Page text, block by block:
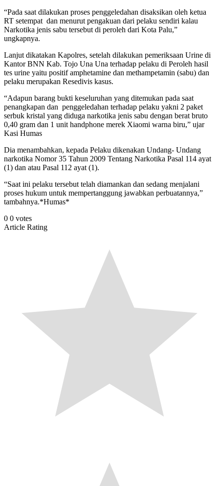
“Pada saat dilakukan proses penggeledahan disaksikan oleh ketua
RT setempat dan menurut pengakuan dari pelaku sendiri kalau
Narkotika jenis sabu tersebut di peroleh dari Kota Palu,”
ungkapnya.
Lanjut dikatakan Kapolres, setelah dilakukan pemeriksaan Urine di
Kantor BNN Kab. Tojo Una Una terhadap pelaku di Peroleh hasil
tes urine yaitu positif amphetamine dan methampetamin (sabu) dan
pelaku merupakan Resedivis kasus.
“Adapun barang bukti keseluruhan yang ditemukan pada saat
penangkapan dan penggeledahan terhadap pelaku yakni 2 paket
serbuk kristal yang diduga narkotika jenis sabu dengan berat bruto
0,40 gram dan 1 unit handphone merek Xiaomi warna biru,” ujar
Kasi Humas
Dia menambahkan, kepada Pelaku dikenakan Undang- Undang
narkotika Nomor 35 Tahun 2009 Tentang Narkotika Pasal 114 ayat
(1) dan atau Pasal 112 ayat (1).
“Saat ini pelaku tersebut telah diamankan dan sedang menjalani
proses hukum untuk mempertanggung jawabkan perbuatannya,”
tambahnya.*Humas*
0 0 votes
Article Rating